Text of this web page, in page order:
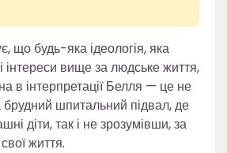
що будь-яка ідеологія, яка
інтереси вище за людське життя,
в інтерпретації Белля — це не
брудний шпитальний підвал, де
діти, так і не зрозумівши, за
життя.